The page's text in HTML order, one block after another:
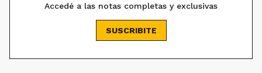
Accedé a las notas completas y exclusivas
SUSCRIBITE